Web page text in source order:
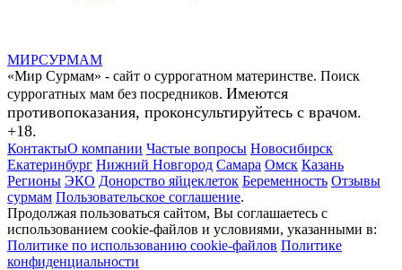
МИРСУРМАМ
«Мир Сурмам» - сайт о суррогатном материнстве. Поиск
суррогатных мам без посредников. Имеются
противопоказания, проконсультируйтесь с врачом.
+18.
КонтактыО компании Частые вопросы Новосибирск
Екатеринбург Нижний Новгород Самара Омск Казань
Регионы ЭКО Донорство яйцеклеток Беременность Отзывы
сурмам Пользовательское соглашение.
Продолжая пользоваться сайтом, Вы соглашаетесь с
использованием cookie-файлов и условиями, указанными в:
Политике по использованию cookie-файлов Политике
конфиденциальности